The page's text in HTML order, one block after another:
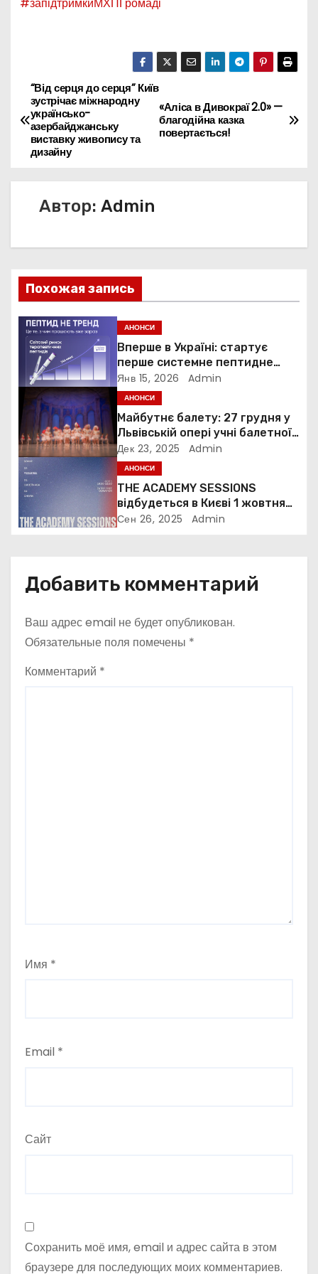
Н
а
в
и
а
ц
и
я
о
з
а
п
и
я
«Аліса в Дивокраї 2.0» —
благодійна казка
повертається!
“Від серця до серця” Київ
зустрічає міжнародну
українсько-
азербайджанську
виставку живопису та
дизайну
Автор: Admin
Похожая запись
АНОНСИ
Вперше в Україні: стартує
перше системне пептидне
навчання для лікарів
Янв 15, 2026 Admin
АНОНСИ
Майбутнє балету: 27 грудня у
Львівській опері учні балетної
школи покажуть «Таємницю
Новорічного Танцю»
Дек 23, 2025 Admin
АНОНСИ
THE ACADEMY SESSIONS
відбудеться в Києві 1 жовтня
2025 року
Сен 26, 2025 Admin
Добавить комментарий
Ваш адрес email не будет опубликован.
Обязательные поля помечены *
Комментарий *
Имя *
Email *
Сайт
Сохранить моё имя, email и адрес сайта в этом
браузере для последующих моих комментариев.